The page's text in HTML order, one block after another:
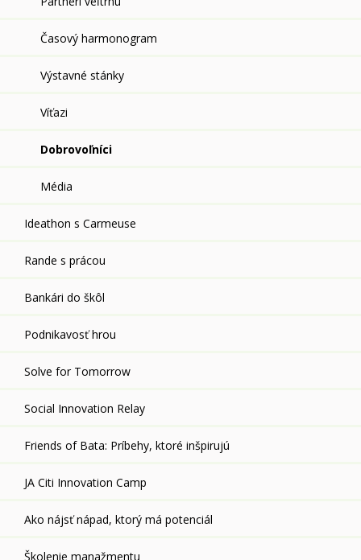
Časový harmonogram
Výstavné stánky
Víťazi
Dobrovoľníci
Média
Ideathon s Carmeuse
Rande s prácou
Bankári do škôl
Podnikavosť hrou
Solve for Tomorrow
Social Innovation Relay
Friends of Bata: Príbehy, ktoré inšpirujú
JA Citi Innovation Camp
Ako nájsť nápad, ktorý má potenciál
Školenie manažmentu